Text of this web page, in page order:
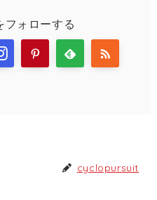
ォローする
cyclopursuit